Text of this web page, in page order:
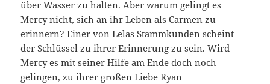
über Wasser zu halten. Aber warum gelingt es
Mercy nicht, sich an ihr Leben als Carmen zu
erinnern? Einer von Lelas Stammkunden scheint
der Schlüssel zu ihrer Erinnerung zu sein. Wird
Mercy es mit seiner Hilfe am Ende doch noch
gelingen, zu ihrer großen Liebe Ryan